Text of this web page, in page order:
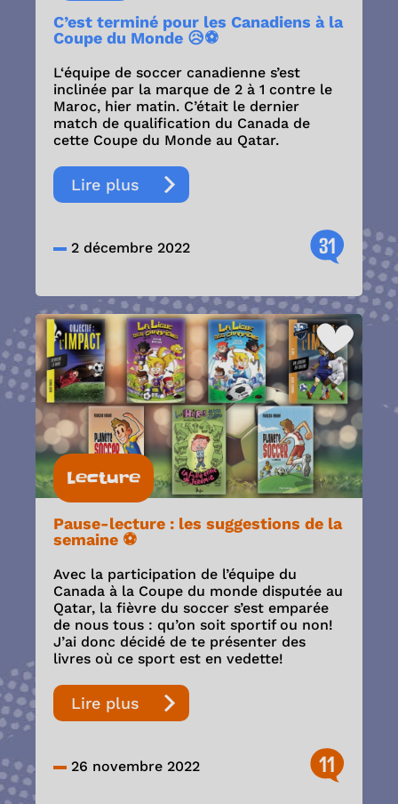
C’est terminé pour les Canadiens à la
Coupe du Monde 😥⚽️
L‘équipe de soccer canadienne s’est
inclinée par la marque de 2 à 1 contre le
Maroc, hier matin. C’était le dernier
match de qualification du Canada de
cette Coupe du Monde au Qatar.
Lire plus
2 décembre 2022 31
Lecture
Pause-lecture : les suggestions de la
semaine ⚽️
Avec la participation de l’équipe du
Canada à la Coupe du monde disputée au
Qatar, la fièvre du soccer s’est emparée
de nous tous : qu’on soit sportif ou non!
J’ai donc décidé de te présenter des
livres où ce sport est en vedette!
Lire plus
26 novembre 2022 11